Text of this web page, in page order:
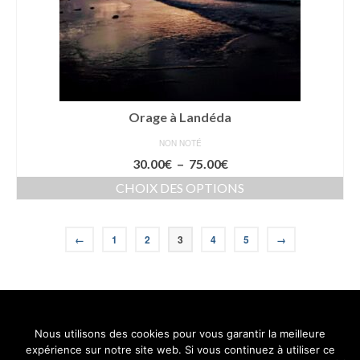
sur
la
page
du
Orage à Landéda
NON NOTÉ
30.00€ – 75.00€Plage
de
prix :
75.00€
CHOIX DES OPTIONS
a
Les
être
choisies
← 1 2 3 4 5 →
Contact
Conditions générales de vente
Nous utilisons des cookies pour vous garantir la meilleure
expérience sur notre site web. Si vous continuez à utiliser ce